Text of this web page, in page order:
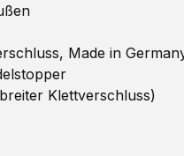
Made in
Klettverschluss)